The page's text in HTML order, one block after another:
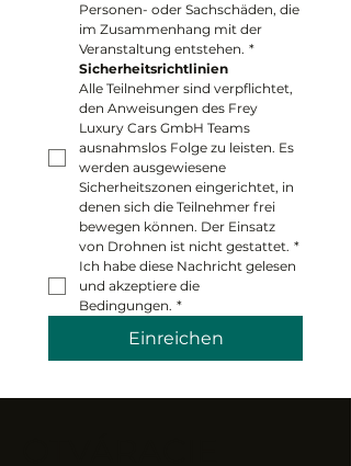
Personen- oder Sachschäden, die
im Zusammenhang mit der
Veranstaltung entstehen. *
Sicherheitsrichtlinien
Alle Teilnehmer sind verpflichtet,
den Anweisungen des Frey
Luxury Cars GmbH Teams
ausnahmslos Folge zu leisten. Es
werden ausgewiesene
Sicherheitszonen eingerichtet, in
denen sich die Teilnehmer frei
bewegen können. Der Einsatz
von Drohnen ist nicht gestattet. *
Ich habe diese Nachricht gelesen
und akzeptiere die
Bedingungen. *
Einreichen